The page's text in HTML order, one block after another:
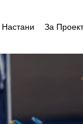
Настани За